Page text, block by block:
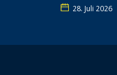
28. Juli 2026